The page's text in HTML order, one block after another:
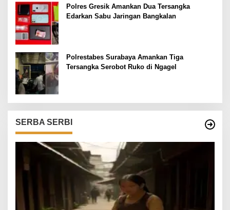
Polres Gresik Amankan Dua Tersangka
Edarkan Sabu Jaringan Bangkalan
Polrestabes Surabaya Amankan Tiga
Tersangka Serobot Ruko di Ngagel
SERBA SERBI